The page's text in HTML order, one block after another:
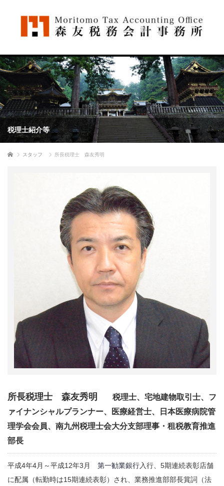
税理士紹介等
ホーム スタッフ 所長税理士 森友秀明
所長税理士 森友秀明
税理士、宅地建物取引士、フ
ァイナンシャルプランナー、医療経営士、日本医療病院管
理学会会員、南九州税理士会大分支部理事・租税教育推進
部長
平成4年4月～平成12年3月 第一勧業銀行入行、5期連続表彰店舗
に配属（転勤時は15期連続表彰）され、業務推進部部長賞詞（法